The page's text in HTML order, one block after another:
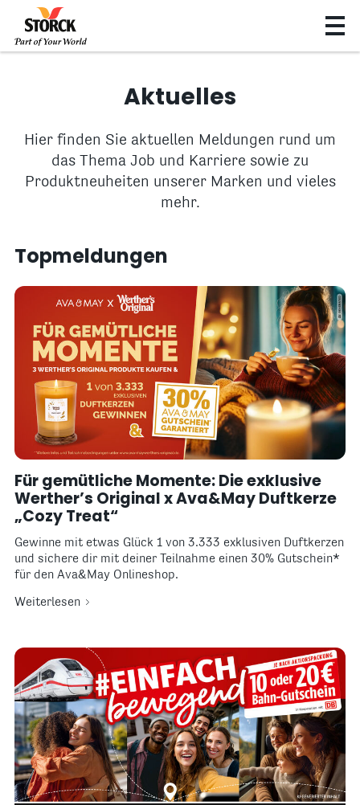
Aktuelles
Hier finden Sie aktuellen Meldungen rund um
das Thema Job und Karriere sowie zu
Produktneuheiten unserer Marken und vieles
mehr.
Topmeldungen
Für gemütliche Momente: Die exklusive
Werther’s Original x Ava&May Duftkerze
„Cozy Treat“
Gewinne mit etwas Glück 1 von 3.333 exklusiven Duftkerzen
und sichere dir mit deiner Teilnahme einen 30% Gutschein*
für den Ava&May Onlineshop.
Weiterlesen